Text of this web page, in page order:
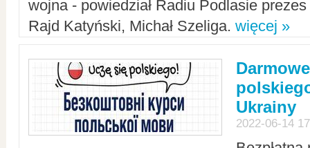
wojna - powiedział Radiu Podlasie
Rajd Katyński, Michał Szeliga. więcej »
Ukrainy
2022-06-14